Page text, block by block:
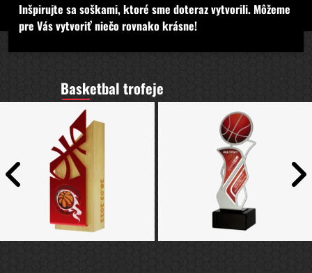
Inšpirujte sa soškami, ktoré sme doteraz vytvorili. Môžeme
pre Vás vytvoriť niečo rovnako krásne!
Basketbal trofeje